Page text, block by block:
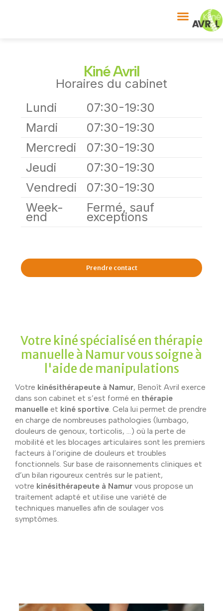
Kiné Avril
Horaires du cabinet
Lundi
07:30-19:30
Mardi
07:30-19:30
Mercredi
07:30-19:30
Jeudi
07:30-19:30
Vendredi
07:30-19:30
Week-
end
Fermé, sauf
exceptions
Prendre contact
Votre kiné spécialisé en thérapie
manuelle à Namur vous soigne à
l'aide de manipulations
Votre kinésithérapeute à Namur, Benoît Avril exerce
dans son cabinet et s’est formé en thérapie
manuelle et kiné sportive. Cela lui permet de prendre
en charge de nombreuses pathologies (lumbago,
douleurs de genoux, torticolis, …) où la perte de
mobilité et les blocages articulaires sont les premiers
facteurs à l’origine de douleurs et troubles
fonctionnels. Sur base de raisonnements cliniques et
d’un bilan rigoureux centrés sur le patient,
votre kinésithérapeute à Namur vous propose un
traitement adapté et utilise une variété de
techniques manuelles afin de soulager vos
symptômes.